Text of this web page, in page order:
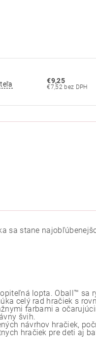
€9,25
€7,52 bez DPH
sa stane
lopta. Oball™ sa
celý rad hračiek s
farbami a
švih.
návrhov hračiek,
hračiek pre deti aj